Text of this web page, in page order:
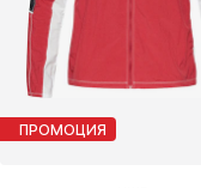
ПРОМОЦИЯ